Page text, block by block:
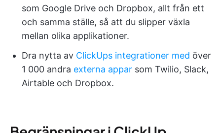
som Google Drive och Dropbox, allt från ett
och samma ställe, så att du slipper växla
mellan olika applikationer.
Dra nytta av ClickUps integrationer med över
1 000 andra externa appar som Twilio, Slack,
Airtable och Dropbox.